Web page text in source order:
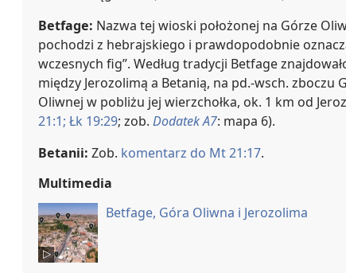
Betfage: Nazwa tej wioski położonej na Górze
pochodzi z hebrajskiego i prawdopodobnie
wczesnych fig”. Według tradycji Betfage
między Jerozolimą a Betanią, na pd.-wsch. zboczu
Oliwnej w pobliżu jej wierzchołka, ok. 1 km od
21:1; Łk 19:29; zob. Dodatek A7: mapa 6).
Betanii: Zob. komentarz do Mt 21:17.
Multimedia
Betfage, Góra Oliwna i Jerozolima